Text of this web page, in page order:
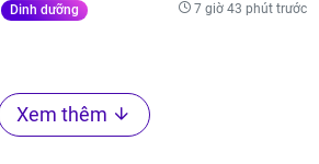
Dinh dưỡng 7 giờ 43 phút trước
Xem thêm